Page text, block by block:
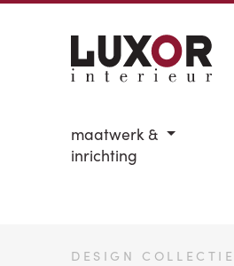
maatwerk &
inrichting
DESIGN COLLECTIE